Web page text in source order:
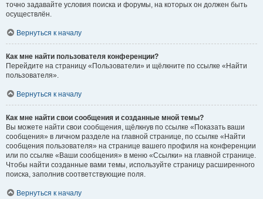
точно задавайте условия поиска и форумы, на которых он должен быть
осуществлён.
Вернуться к началу
Как мне найти пользователя конференции?
Перейдите на страницу «Пользователи» и щёлкните по ссылке «Найти
пользователя».
Вернуться к началу
Как мне найти свои сообщения и созданные мной темы?
Вы можете найти свои сообщения, щёлкнув по ссылке «Показать ваши
сообщения» в личном разделе на главной странице, по ссылке «Найти
сообщения пользователя» на странице вашего профиля на конференции
или по ссылке «Ваши сообщения» в меню «Ссылки» на главной странице.
Чтобы найти созданные вами темы, используйте страницу расширенного
поиска, заполнив соответствующие поля.
Вернуться к началу